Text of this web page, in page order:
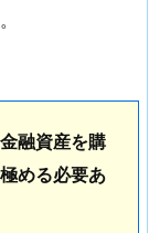
融資産を購
める必要あ